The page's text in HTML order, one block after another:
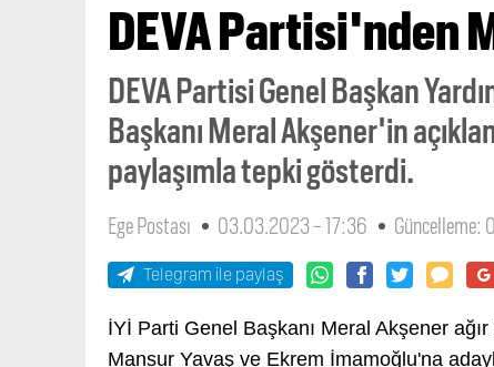
DEVA Partisi'nden
DEVA Partisi Genel Başkan
Başkanı Meral Akşener'in
paylaşımla tepki gösterdi.
Ege Postası 03.03.2023 - 17:36
Telegram ile paylaş
İYİ Parti Genel Başkanı Meral Akşener
Mansur Yavaş ve Ekrem İmamoğlu'na